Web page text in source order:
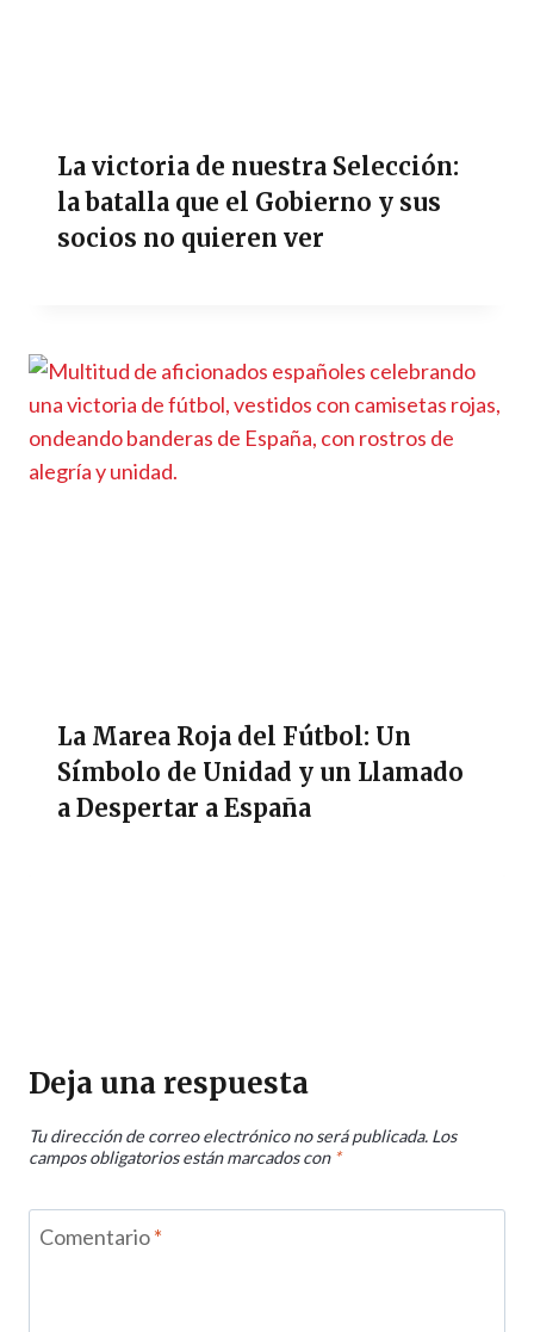
La victoria de nuestra Selección:
la batalla que el Gobierno y sus
socios no quieren ver
La Marea Roja del Fútbol: Un
Símbolo de Unidad y un Llamado
a Despertar a España
Deja una respuesta
Tu dirección de correo electrónico no será publicada. Los
campos obligatorios están marcados con *
Comentario*